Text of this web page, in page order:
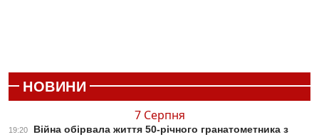
НОВИНИ
7 Серпня
19:20
Війна обірвала життя 50-річного гранатометника з